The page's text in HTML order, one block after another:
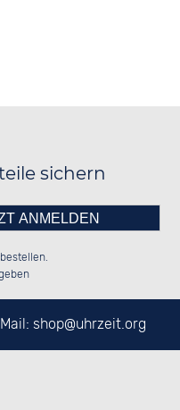
sichern
Zahl in
Feld ein.
shop@uhrzeit.org